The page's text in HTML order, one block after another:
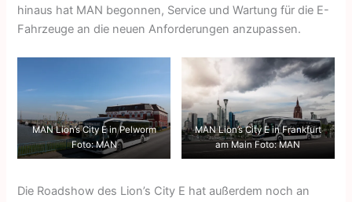
hinaus hat MAN begonnen, Service und Wartung für die E-
Fahrzeuge an die neuen Anforderungen anzupassen.
MAN Lion’s City E in Pelworm
Foto: MAN
MAN Lion’s City E in Frankfurt
am Main Foto: MAN
Die Roadshow des Lion’s City E hat außerdem noch an